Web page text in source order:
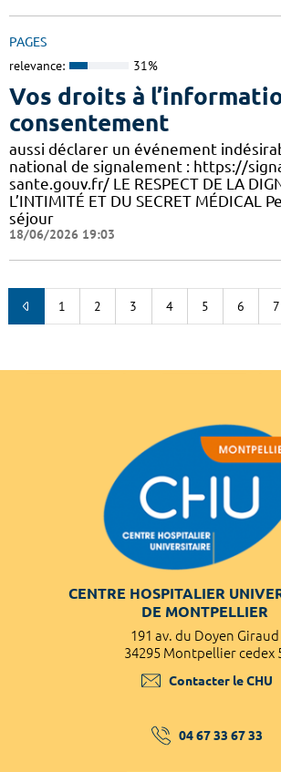
PAGES
relevance: 31%
Vos droits à
consentement
aussi déclarer un événement
national de signalement : https://
sante.gouv.fr/ LE RESPECT DE LA
L’INTIMITÉ ET DU SECRET MÉDICAL
séjour
18/06/2026 19:03
1 2 3 4 5 6 7
CENTRE HOSPITALIER
DE MONTPELLIER
191 av. du Doyen Giraud
34295 Montpellier cedex
Contacter le CHU
04 67 33 67 33